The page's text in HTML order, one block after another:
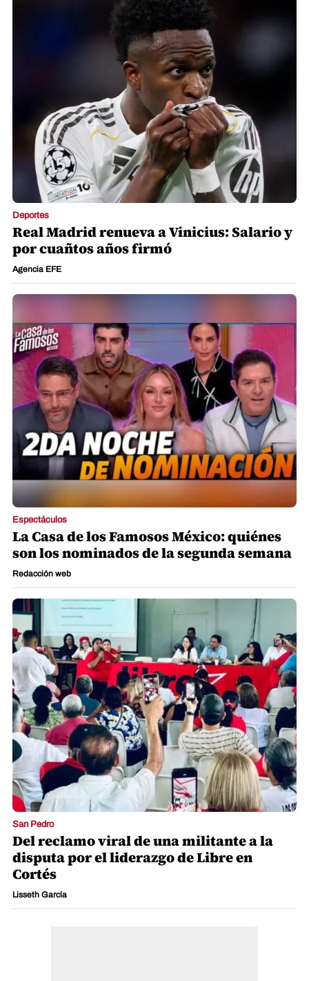
Deportes
Real Madrid renueva a Vinicius: Salario y
por cuañtos años firmó
Agencia EFE
Espectáculos
La Casa de los Famosos México: quiénes
son los nominados de la segunda semana
Redacción web
San Pedro
Del reclamo viral de una militante a la
disputa por el liderazgo de Libre en
Cortés
Lisseth García